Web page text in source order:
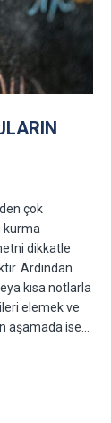
çok
kurma
dikkatle
Ardından
kısa notlarla
elemek ve
aşamada ise…